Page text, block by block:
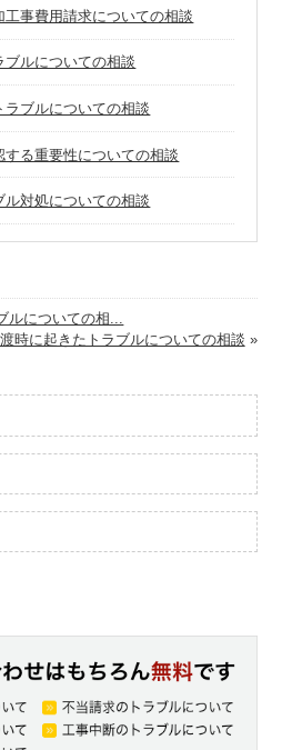
事費用請求についての相談
ルについての相談
ブルについての相談
る重要性についての相談
ル対処についての相談
ルについての相...
時に起きたトラブルについての相談 »